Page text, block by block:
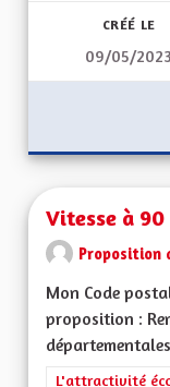
CRÉÉ LE
09/05/2023
Vitesse à
Proposition
Mon Code
proposition :
Filtrer les
L'attractivité